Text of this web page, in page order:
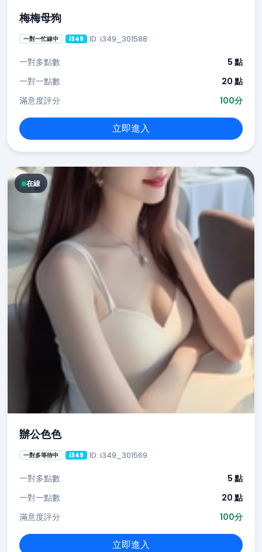
梅梅母狗
一對一忙線中 i349 ID: i349_301588
一對多點數
5 點
一對一點數
20 點
滿意度評分
100分
立即進入
在線
辦公色色
一對多等待中 i349 ID: i349_301569
一對多點數
5 點
一對一點數
20 點
滿意度評分
100分
立即進入